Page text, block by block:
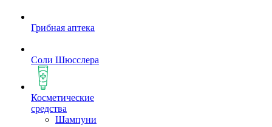
Грибная аптека
Соли Шюсслера
Косметические
средства
Шампуни